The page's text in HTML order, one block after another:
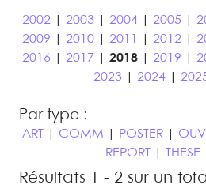
2002| 2003| 2004| 2005|
2009
2010| 2011 2012|
2016
2017 2018| 2019
2023| 2024|
Par type :
ART COMM POSTER OUV
REPORT
THESE
Résultats 1 - 2 sur un